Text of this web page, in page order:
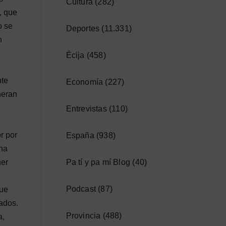
que
se
por
Cultura (282)
Deportes (11.331)
Écija (458)
Economía (227)
Entrevistas(110)
España (938)
Pa tí y pa mí Blog (40)
Podcast(87)
Provincia (488)